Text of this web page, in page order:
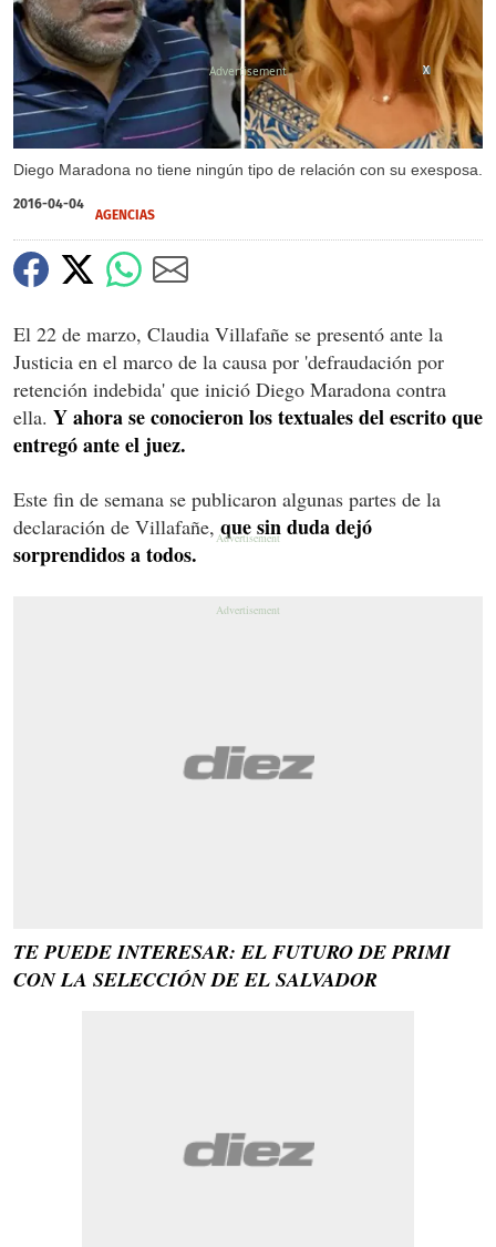
Diego Maradona no tiene ningún tipo de relación con su exesposa.
X
X
2016-04-04
AGENCIAS
El 22 de marzo, Claudia Villafañe se presentó ante la
Justicia en el marco de la causa por 'defraudación por
retención indebida' que inició Diego Maradona contra
ella. Y ahora se conocieron los textuales del escrito que
entregó ante el juez.
Este fin de semana se publicaron algunas partes de la
declaración de Villafañe, que sin duda dejó
sorprendidos a todos.
TE PUEDE INTERESAR: EL FUTURO DE PRIMI
CON LA SELECCIÓN DE EL SALVADOR